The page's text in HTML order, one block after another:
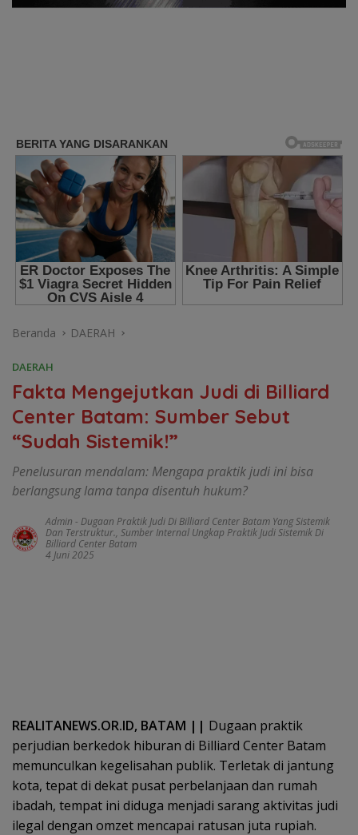
Beranda DAERAH
DAERAH
Fakta Mengejutkan Judi di Billiard
Center Batam: Sumber Sebut
“Sudah Sistemik!”
Penelusuran mendalam: Mengapa praktik judi ini bisa
berlangsung lama tanpa disentuh hukum?
Admin - Dugaan Praktik Judi Di Billiard Center Batam Yang Sistemik
Dan Terstruktur., Sumber Internal Ungkap Praktik Judi Sistemik Di
Billiard Center Batam
4 Juni 2025
REALITANEWS.OR.ID, BATAM || Dugaan praktik
perjudian berkedok hiburan di Billiard Center Batam
memunculkan kegelisahan publik. Terletak di jantung
kota, tepat di dekat pusat perbelanjaan dan rumah
ibadah, tempat ini diduga menjadi sarang aktivitas judi
ilegal dengan omzet mencapai ratusan juta rupiah.